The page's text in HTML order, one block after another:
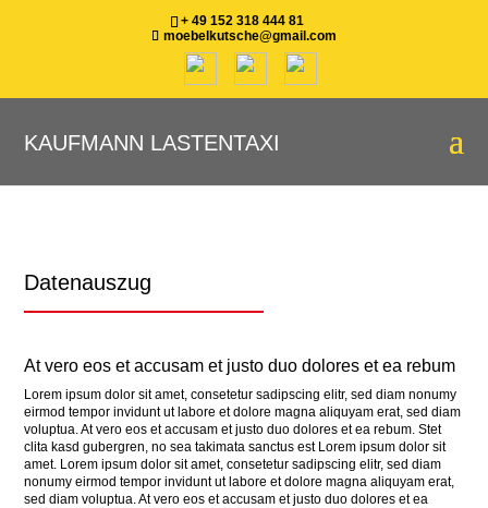
+ 49 152 318 444 81
moebelkutsche@gmail.com
KAUFMANN LASTENTAXI
Datenauszug
At vero eos et accusam et justo duo dolores et ea rebum
Lorem ipsum dolor sit amet, consetetur sadipscing elitr, sed diam nonumy
eirmod tempor invidunt ut labore et dolore magna aliquyam erat, sed diam
voluptua. At vero eos et accusam et justo duo dolores et ea rebum. Stet
clita kasd gubergren, no sea takimata sanctus est Lorem ipsum dolor sit
amet. Lorem ipsum dolor sit amet, consetetur sadipscing elitr, sed diam
nonumy eirmod tempor invidunt ut labore et dolore magna aliquyam erat,
sed diam voluptua. At vero eos et accusam et justo duo dolores et ea